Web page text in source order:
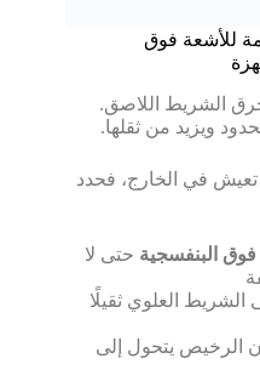
للأشعة فوق
الشريط اللاصق.
ويزيد من ثقلها.
تعيش في الخارج، فحدد
البنفسجية حتى لا
الشريط العلوي ثقيلًا
الرخيص يتحول إلى